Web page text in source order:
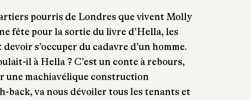
pourris de Londres que vivent Molly
fête pour la sortie du livre d’Hella, les
s’occuper du cadavre d’un homme.
il à Hella ? C’est un conte à rebours,
une machiavélique construction
back, va nous dévoiler tous les tenants et